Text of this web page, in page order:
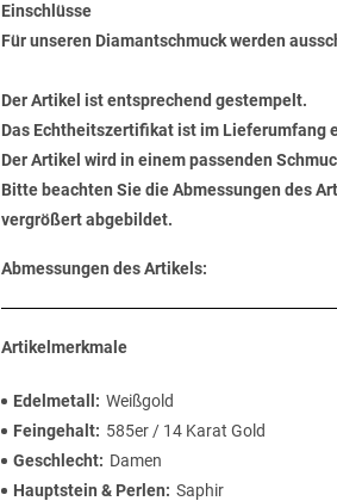
Einschlüsse
Für unseren Diamantschmuck werden
Der Artikel ist entsprechend gestempelt.
Das Echtheitszertifikat ist im Lieferumfang
Der Artikel wird in einem passenden
Bitte beachten Sie die Abmessungen des
vergrößert abgebildet.
Abmessungen des Artikels:
Artikelmerkmale
Edelmetall
Weißgold
Feingehalt
585er / 14 Karat Gold
Geschlecht
Damen
Hauptstein & Perlen
Saphir